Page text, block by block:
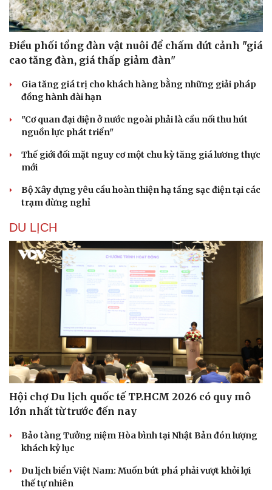
Điều phối tổng đàn vật nuôi để chấm dứt cảnh "giá
cao tăng đàn, giá thấp giảm đàn"
Gia tăng giá trị cho khách hàng bằng những giải pháp
đồng hành dài hạn
"Cơ quan đại diện ở nước ngoài phải là cầu nối thu hút
nguồn lực phát triển"
Thế giới đối mặt nguy cơ một chu kỳ tăng giá lương thực
mới
Bộ Xây dựng yêu cầu hoàn thiện hạ tầng sạc điện tại các
trạm dừng nghỉ
DU LỊCH
Hội chợ Du lịch quốc tế TP.HCM 2026 có quy mô
lớn nhất từ trước đến nay
Bảo tàng Tưởng niệm Hòa bình tại Nhật Bản đón lượng
khách kỷ lục
Du lịch biển Việt Nam: Muốn bứt phá phải vượt khỏi lợi
thế tự nhiên